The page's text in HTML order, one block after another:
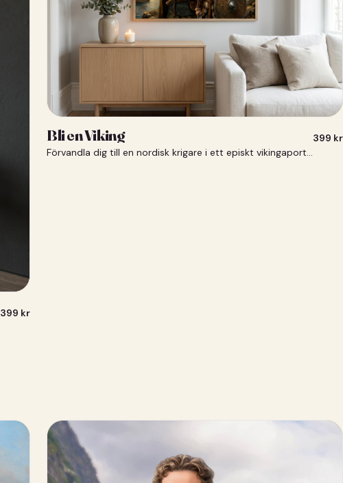
399 kr
Bli en Viking
Förvandla dig till en nordisk krigare i ett episkt vikingaporträtt.
399 kr